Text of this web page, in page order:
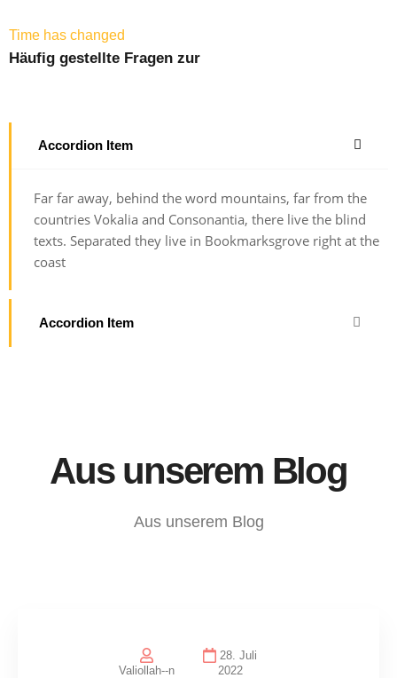
Time has changed
Häufig gestellte Fragen zur
Accordion Item
Far far away, behind the word mountains, far from the
countries Vokalia and Consonantia, there live the blind
texts. Separated they live in Bookmarksgrove right at the
coast
Accordion Item
Aus unserem Blog
Aus unserem Blog
Valiollah--n
28. Juli
2022